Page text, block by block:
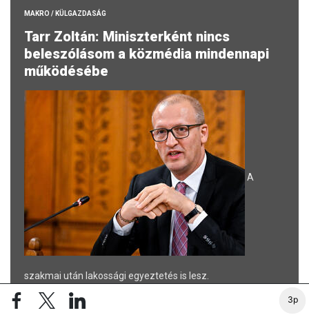
3p
MAKRO / KÜLGAZDASÁG
Tarr Zoltán: Miniszterként nincs
beleszólásom a közmédia mindennapi
működésébe
A
szakmai után lakossági egyeztetés is lesz.
7 PERCE